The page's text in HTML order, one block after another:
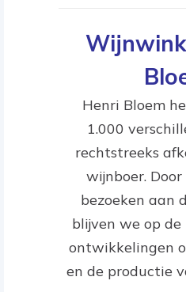
Henri Bloem
1.000
rechtstreeks
wijnboer.
bezoeken aan
blijven we op
ontwikkelingen
en de productie